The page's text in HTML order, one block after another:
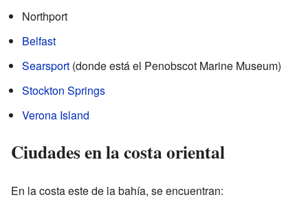
Northport
Belfast
Searsport (donde está el Penobscot Marine Museum)
Stockton Springs
Verona Island
Ciudades en la costa oriental
En la costa este de la bahía, se encuentran: